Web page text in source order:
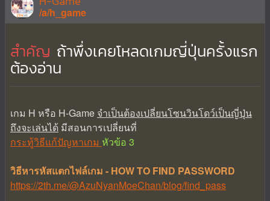
/a/h_game
สำคัญ ถ้าพึ่งเคยโหลดเกมญี่ปุ่นครั้งแรก
ต้องอ่าน
เกม H หรือ H-Game จำเป็นต้องเปลี่ยนโซนวินโดว์เป็นญี่ปุ่น
ถึงจะเล่นได้ มีสอนการเปลี่ยนที่
กระทู้วิธีแก้ปัญหาเกม หัวข้อ 3
วิธีหารหัสแตกไฟล์เกม - HOW TO FIND PASSWORD
https://2th.me/@AzuNyanMoeChan/blog/find_pass